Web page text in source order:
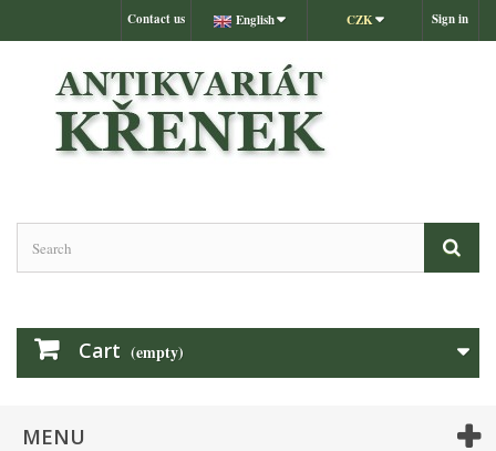
Sign in
CZK
English
Contact us
Cart (empty)
MENU